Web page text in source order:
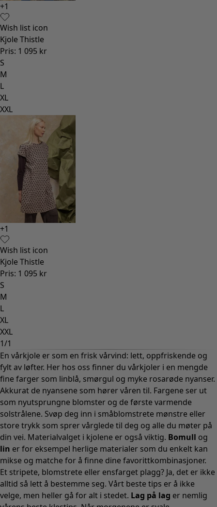
+1
Wish list icon
Kjole Thistle
Pris: 1 095 kr
S
M
L
XL
XXL
+1
Wish list icon
Kjole Thistle
Pris: 1 095 kr
S
M
L
XL
XXL
1/1
En vårkjole er som en frisk vårvind: lett, oppfriskende og
fylt av løfter. Her hos oss finner du vårkjoler i en mengde
fine farger som linblå, smørgul og myke rosarøde nyanser.
Akkurat de nyansene som hører våren til. Fargene ser ut
som nyutsprungne blomster og de første varmende
solstrålene. Svøp deg inn i småblomstrete mønstre eller
store trykk som sprer vårglede til deg og alle du møter på
din vei. Materialvalget i kjolene er også viktig. Bomull og
lin er for eksempel herlige materialer som du enkelt kan
mikse og matche for å finne dine favorittkombinasjoner.
Et stripete, blomstrete eller ensfarget plagg? Ja, det er ikke
alltid så lett å bestemme seg. Vårt beste tips er å ikke
velge, men heller gå for alt i stedet. Lag på lag er nemlig